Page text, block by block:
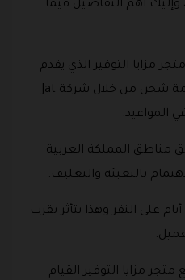
أهم التفاصيل فيما
مزايا التوفير الذي يقدم
كود خصم مزايا التوفير خدمة شحن من خلال شركة Jat
مناطق المملكة العربية
بالتعبئة والتغليف.
كما يستغرق الأمر حوالي 5 أيام على النقر وهذا يتأثر بقرب
مزايا التوفير القيام